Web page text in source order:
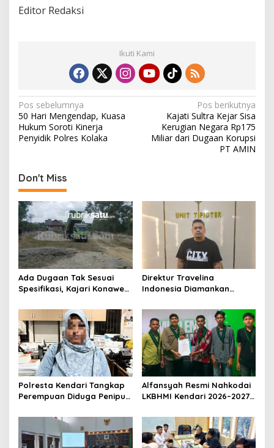
Editor Redaksi
Ikuti Kami
N
a
v
g
a
s
i
p
o
s
Pos sebelumnya
50 Hari Mengendap, Kuasa
Hukum Soroti Kinerja
Penyidik Polres Kolaka
Pos berikutnya
Kajati Sultra Kejar Sisa
Kerugian Negara Rp175
Miliar dari Dugaan Korupsi
PT AMIN
Don't Miss
Ada Dugaan Tak Sesuai
Spesifikasi, Kajari Konawe
Rupbasan Rp1,9 Miliar
Dihentikan
Direktur Travelina
Indonesia Diamankan
Penelantaran Jemaah
Umrah Masuk Babak Baru
Polresta Kendari Tangkap
Perempuan Diduga Penipu
Rp588,1 Juta
Alfansyah Resmi Nahkodai
LKBHMI Kendari 2026–2027,
Hukum